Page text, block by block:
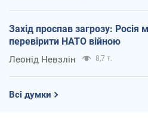
Захід проспав загрозу: Росія
перевірити НАТО війною
Леонід Невзлін 8,7 т.
Всі думки